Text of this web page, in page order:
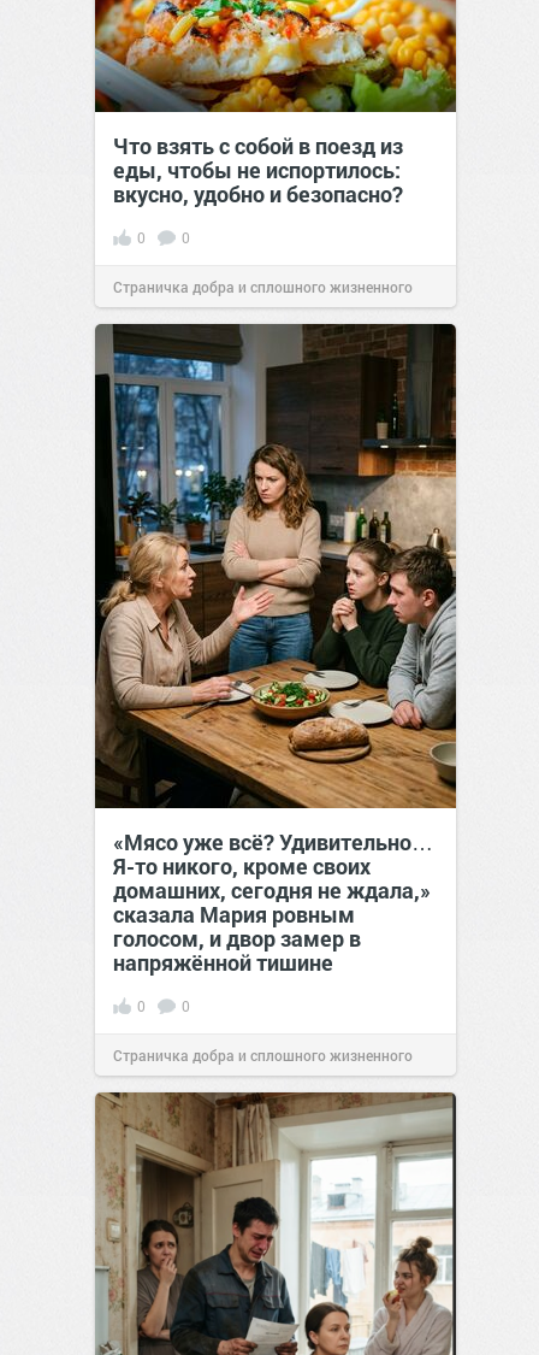
Что взять с собой в поезд из
еды, чтобы не испортилось:
вкусно, удобно и безопасно?
0 0
Страничка добра и сплошного жизненного
позитива!00:29Вчера
«Мясо уже всё? Удивительно…
Я-то никого, кроме своих
домашних, сегодня не ждала,»
сказала Мария ровным
голосом, и двор замер в
напряжённой тишине
0 0
Страничка добра и сплошного жизненного
позитива!15:38Вчера